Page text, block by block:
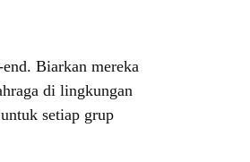
Biarkan mereka
di lingkungan
setiap grup